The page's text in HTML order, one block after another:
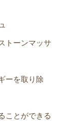
トーンマッサ
ーを取り除
ことができる